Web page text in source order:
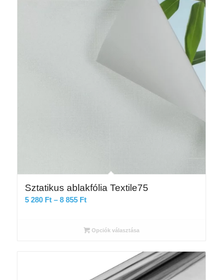
Sztatikus ablakfólia Textile75
5 280 Ft – 8 855 FtÁrtartomány:
-
Opciók választása